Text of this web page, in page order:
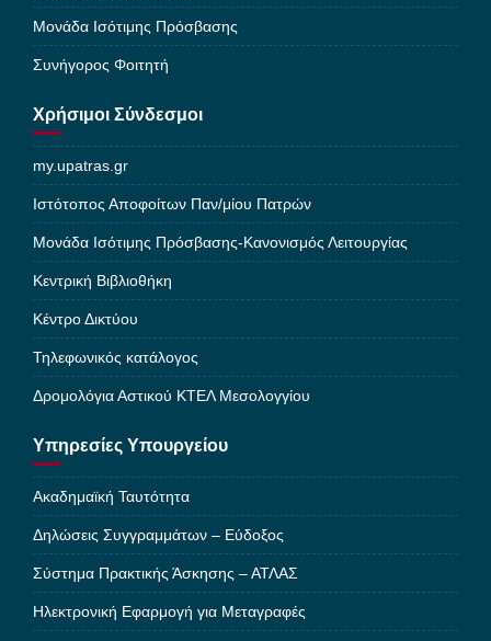
Μονάδα Ισότιμης Πρόσβασης
Συνήγορος Φοιτητή
Χρήσιμοι Σύνδεσμοι
my.upatras.gr
Ιστότοπος Αποφοίτων Παν/μίου Πατρών
Μονάδα Ισότιμης Πρόσβασης-Κανονισμός Λειτουργίας
Κεντρική Βιβλιοθήκη
Κέντρο Δικτύου
Τηλεφωνικός κατάλογος
Δρομολόγια Αστικού ΚΤΕΛ Μεσολογγίου
Υπηρεσίες Υπουργείου
Ακαδημαϊκή Ταυτότητα
Δηλώσεις Συγγραμμάτων – Εύδοξος
Σύστημα Πρακτικής Άσκησης – ΑΤΛΑΣ
Ηλεκτρονική Εφαρμογή για Μεταγραφές